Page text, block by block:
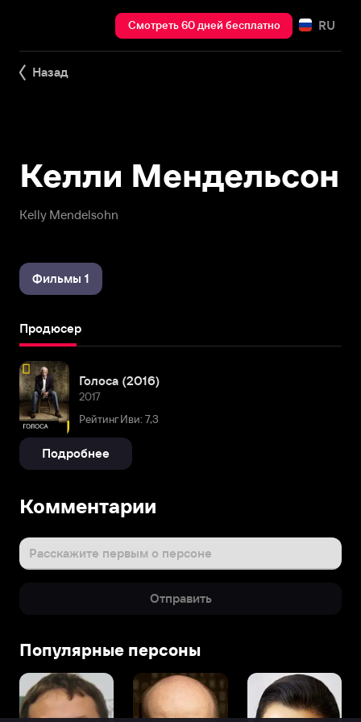
Смотреть 60 дней бесплатно RU
Назад
Kelly Mendelsohn
Келли Мендельсон
Фильмы 1
Продюсер
Голоса (2016)
2017
Рейтинг Иви: 7,3
Подробнее
Комментарии
Расскажите первым о персоне
Отправить
Популярные персоны